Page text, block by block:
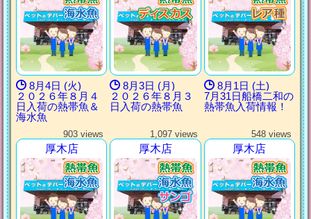
8月4日 (火)
２０２６年８月４
日入荷の熱帯魚＆
海水魚
8月3日 (月)
２０２６年８月３
日入荷の熱帯魚
8月1日 (土)
7月31日船橋二和の
熱帯魚入荷情報！
903 views
厚木店
1,097 views
厚木店
548 views
厚木店